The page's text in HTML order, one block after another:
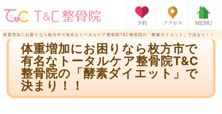
体重増加にお困りなら枚方市で有名なトータルケア整骨院T&C整骨院の「酵素ダイエット」で決まり！！
体重増加にお困りなら枚方市で
有名なトータルケア整骨院T&C
整骨院の「酵素ダイエット」で
決まり！！